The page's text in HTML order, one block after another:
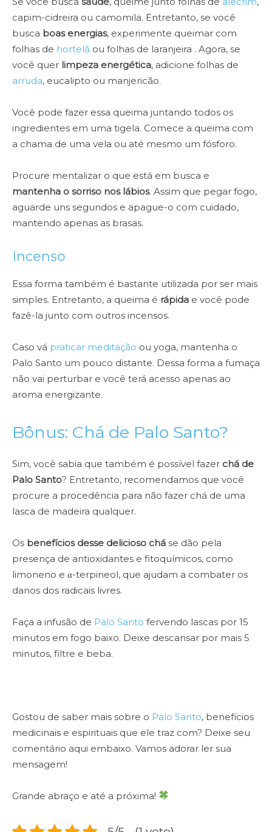
capim-cidreira ou camomila. Entretanto, se você
busca boas energias, experimente queimar com
folhas de hortelã ou folhas de laranjeira . Agora, se
você quer limpeza energética, adicione folhas de
arruda, eucalipto ou manjericão.
Você pode fazer essa queima juntando todos os
ingredientes em uma tigela. Comece a queima com
a chama de uma vela ou até mesmo um fósforo.
Procure mentalizar o que está em busca e
mantenha o sorriso nos lábios. Assim que pegar fogo,
aguarde uns segundos e apague-o com cuidado,
mantendo apenas as brasas.
Incenso
Essa forma também é bastante utilizada por ser mais
simples. Entretanto, a queima é rápida e você pode
fazê-la junto com outros incensos.
Caso vá praticar meditação ou yoga, mantenha o
Palo Santo um pouco distante. Dessa forma a fumaça
não vai perturbar e você terá acesso apenas ao
aroma energizante.
Bônus: Chá de Palo Santo?
Sim, você sabia que também é possível fazer chá de
Palo Santo? Entretanto, recomendamos que você
procure a procedência para não fazer chá de uma
lasca de madeira qualquer.
Os benefícios desse delicioso chá se dão pela
presença de antioxidantes e fitoquímicos, como
limoneno e α-terpineol, que ajudam a combater os
danos dos radicais livres.
Faça a infusão de Palo Santo fervendo lascas por 15
minutos em fogo baixo. Deixe descansar por mais 5
minutos, filtre e beba.
Gostou de saber mais sobre o Palo Santo, benefícios
medicinais e espirituais que ele traz com? Deixe seu
comentário aqui embaixo. Vamos adorar ler sua
mensagem!
Grande abraço e até a próxima!